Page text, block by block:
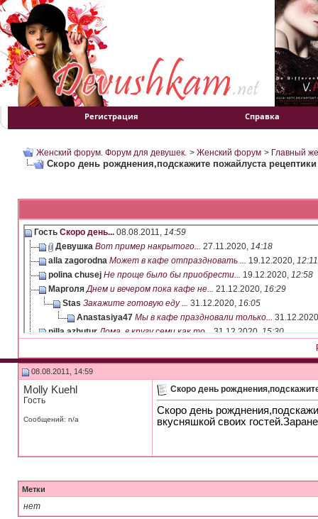
Регистрация Справка
Женский форум. Форум для девушек. > Женский форум > Главный
Скоро день рожднения,подскажите пожайлуста
Гость Скоро день... 08.08.2011, 14:59
Девушка Вот пример накрытого... 27.11.2020, 14:18
alla zagorodna Может в кафе отпраздновать ... 19.12.2020, 12:11
polina chusej Не проще было бы приобрести... 19.12.2020, 12:58
Марголя Днем и вечером пока кафе не... 21.12.2020, 16:29
Stas Закажите готовую еду ... 31.12.2020, 16:05
Anastasiya47 Мы в кафе праздновали только...
nilla azhutur Дома, в кругу семи как то... 31.12.2020, 15:30
dubnik А что бы такое подарить...14.03.2021,05:22
Alina Kovaleva
Девушка
А вот наш праздничный стол на...13.03.2021,09:41
Кто-знает проверенные рецепты...14.03.2021,06:22
Девушка
Праздничный стол для...24.05.2024,11:59
08.08.2011, 14:59
Molly Kuehl
Гость
Сообщений: n/a
Скоро день
Скоро день
вкусняшкой своих
Метки
нет